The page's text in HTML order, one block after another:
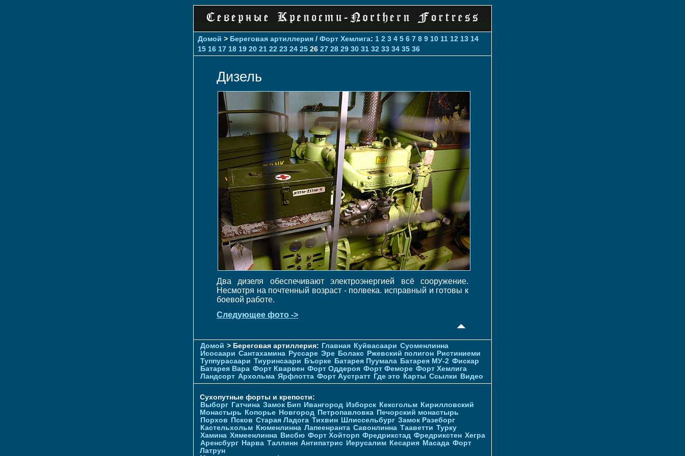
Домой > Береговая артиллерия / Форт Хемлига: 1 2 3 4 5 6 7 8 9 10 11 12 13 14
15 16 17 18 19 20 21 22 23 24 25 26 27 28 29 30 31 32 33 34 35 36
Дизель
Два дизеля обеспечивают электроэнергией всё сооружение.
Несмотря на почтенный возраст - полвека. исправный и готовы к
боевой работе.
Следующее фото ->
Домой > Береговая артиллерия: Главная Куйвасаари Суоменлиннa
Исосаари Сантахамина Руссаре Эре Болакс Ржевский полигон Ристиниеми
Туппурасаари Тиуринсаари Бъорке Батарея Пуумала Батарея МУ-2 Фискар
Батарея Вара Форт Кварвен Форт Оддероя Форт Феморе Форт Хемлига
Ландсорт Архольма Ярфлотта Форт Аустратт Где это Карты Ссылки Видео
Сухопутные форты и крепости:
Выборг Гатчина Замок Бип Ивангород Изборск Кексгольм Кирилловский
Монастырь
Копорье Новгород Петропавловка Печорcкий монастырь
Порхов
Псков Старая Ладога Тихвин Шлиссельбург Замок Разеборг
Кастельхольм Кюменлинна Лапеенранта Савонлинна Тааветти Турку
Хамина Хямеенлинна Висбю Форт Хойторп Фредрикстад Фредрикстен Хегра
Аренсбург Нарва Таллинн Антипатрис Иерусалим Кесария Масада Форт
Латрун